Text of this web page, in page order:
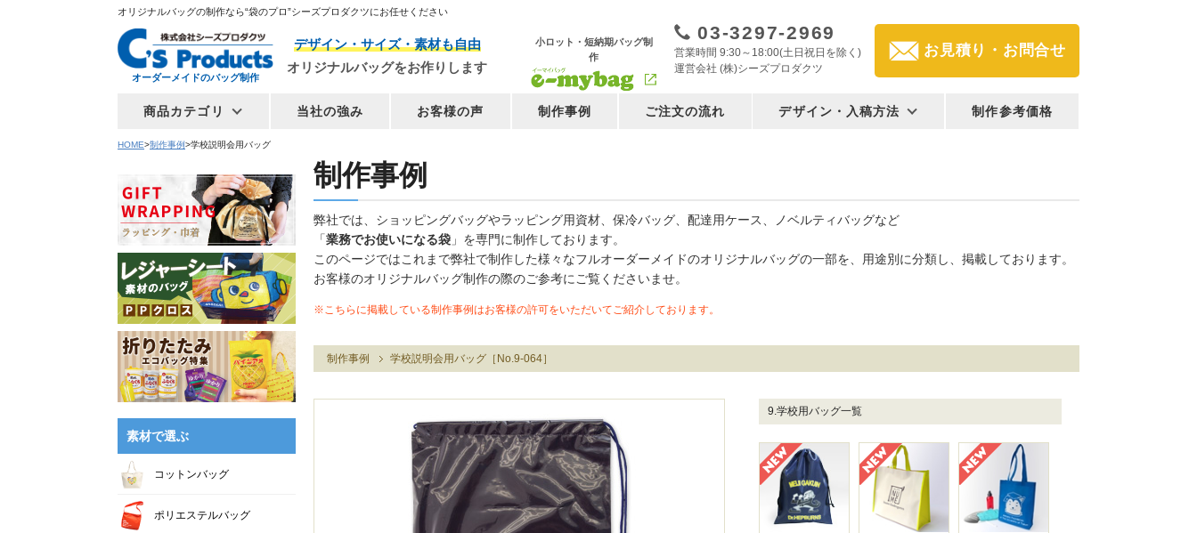
オリジナルバッグの制作なら“袋のプロ”シーズプロダクツにお任せください
オーダーメイドのバッグ制作
デザイン・サイズ・素材も自由
オリジナルバッグをお作りします
小ロット・短納期バッグ制
作
03-3297-2969
営業時間 9:30～18:00(土日祝日を除く)
運営会社 (株)シーズプロダクツ
お見積り・お問合せ
商品カテゴリ 当社の強み お客様の声 制作事例 ご注文の流れ デザイン・入稿方法 制作参考価格
HOME 制作事例 学校説明会用バッグ
制作事例
弊社では、ショッピングバッグやラッピング用資材、保冷バッグ、配達用ケース、ノベルティバッグなど
「業務でお使いになる袋 」を専門に制作しております。
このページではこれまで弊社で制作した様々なフルオーダーメイドのオリジナルバッグの一部を、用途別に分類し、掲載しております。
お客様のオリジナルバッグ制作の際のご参考にご覧くださいませ。
※こちらに掲載している制作事例はお客様の許可をいただいてご紹介しております。
制作事例 学校説明会用バッグ［No.9-064］
9.学校用バッグ一覧
素材で選ぶ
コットンバッグ
ポリエステルバッグ